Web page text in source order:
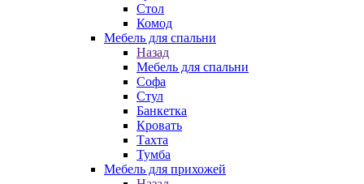
Стол
Комод
Мебель для спальни
Назад
Мебель для спальни
Софа
Стул
Банкетка
Кровать
Тахта
Тумба
Мебель для прихожей